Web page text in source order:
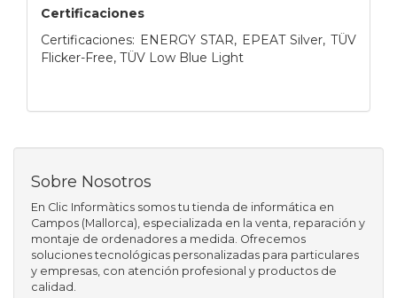
Certificaciones
Certificaciones: ENERGY STAR, EPEAT Silver, TÜV
Flicker-Free, TÜV Low Blue Light
Sobre Nosotros
En Clic Informàtics somos tu tienda de informática en
Campos (Mallorca), especializada en la venta, reparación y
montaje de ordenadores a medida. Ofrecemos
soluciones tecnológicas personalizadas para particulares
y empresas, con atención profesional y productos de
calidad.